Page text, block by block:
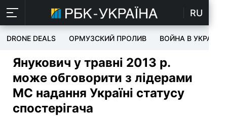
RU
DRONE DEALS ОРМУЗСКИЙ ПРОЛИВ ВОЙНА В УКРАИНЕ
Янукович у травні 2013 р.
може обговорити з лідерами
МС надання Україні статусу
спостерігача